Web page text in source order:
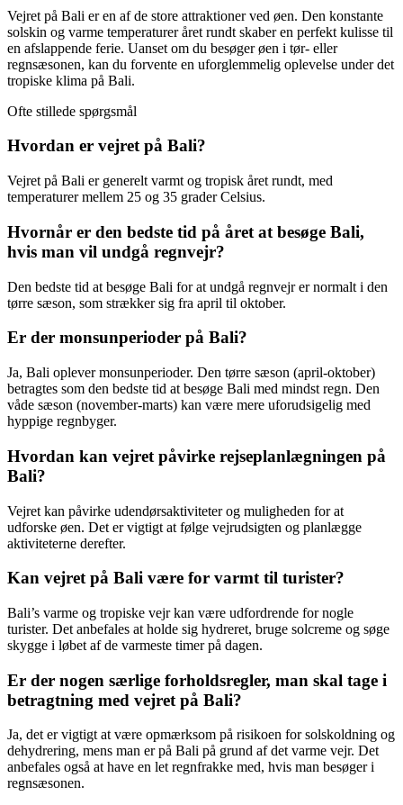
Vejret på Bali er en af de store attraktioner ved øen. Den konstante
solskin og varme temperaturer året rundt skaber en perfekt kulisse til
en afslappende ferie. Uanset om du besøger øen i tør- eller
regnsæsonen, kan du forvente en uforglemmelig oplevelse under det
tropiske klima på Bali.
Ofte stillede spørgsmål
Hvordan er vejret på Bali?
Vejret på Bali er generelt varmt og tropisk året rundt, med
temperaturer mellem 25 og 35 grader Celsius.
Hvornår er den bedste tid på året at besøge Bali,
hvis man vil undgå regnvejr?
Den bedste tid at besøge Bali for at undgå regnvejr er normalt i den
tørre sæson, som strækker sig fra april til oktober.
Er der monsunperioder på Bali?
Ja, Bali oplever monsunperioder. Den tørre sæson (april-oktober)
betragtes som den bedste tid at besøge Bali med mindst regn. Den
våde sæson (november-marts) kan være mere uforudsigelig med
hyppige regnbyger.
Hvordan kan vejret påvirke rejseplanlægningen på
Bali?
Vejret kan påvirke udendørsaktiviteter og muligheden for at
udforske øen. Det er vigtigt at følge vejrudsigten og planlægge
aktiviteterne derefter.
Kan vejret på Bali være for varmt til turister?
Bali’s varme og tropiske vejr kan være udfordrende for nogle
turister. Det anbefales at holde sig hydreret, bruge solcreme og søge
skygge i løbet af de varmeste timer på dagen.
Er der nogen særlige forholdsregler, man skal tage i
betragtning med vejret på Bali?
Ja, det er vigtigt at være opmærksom på risikoen for solskoldning og
dehydrering, mens man er på Bali på grund af det varme vejr. Det
anbefales også at have en let regnfrakke med, hvis man besøger i
regnsæsonen.